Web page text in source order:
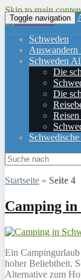
Skip to main
Toggle navigation
Schweden
Auswandern
Schweden
Die
Die
Startseite » Seite 4
Camping in
Ein
hoher Beliebtheit.
Alternative zum